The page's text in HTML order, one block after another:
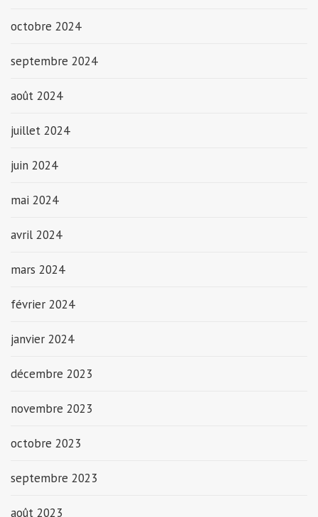
octobre 2024
septembre 2024
août 2024
juillet 2024
juin 2024
mai 2024
avril 2024
mars 2024
février 2024
janvier 2024
décembre 2023
novembre 2023
octobre 2023
septembre 2023
août 2023